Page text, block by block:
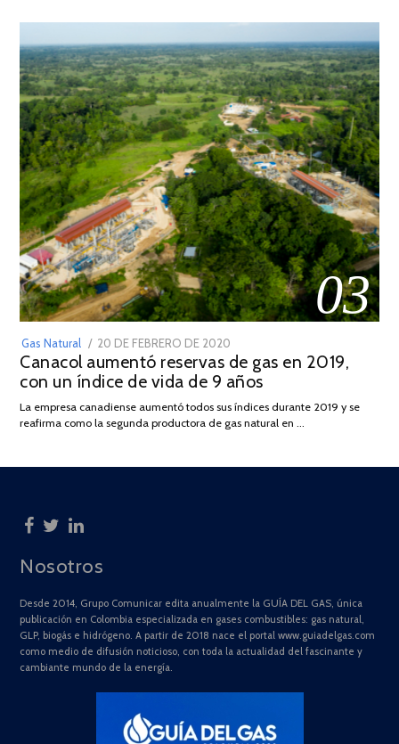
03
Gas Natural
POSTED
ON
20 DE FEBRERO DE 2020
DE
JULIO
2025
Canacol aumentó reservas de gas en 2019,
con un índice de vida de 9 años
La empresa canadiense aumentó todos sus índices durante 2019 y se
reafirma como la segunda productora de gas natural en …
Nosotros
Desde 2014, Grupo Comunicar edita anualmente la GUÍA DEL GAS, única
publicación en Colombia especializada en gases combustibles: gas natural,
GLP, biogás e hidrógeno. A partir de 2018 nace el portal www.guiadelgas.com
como medio de difusión noticioso, con toda la actualidad del fascinante y
cambiante mundo de la energía.